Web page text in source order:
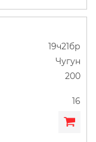
19ч21бр
Чугун
200
16